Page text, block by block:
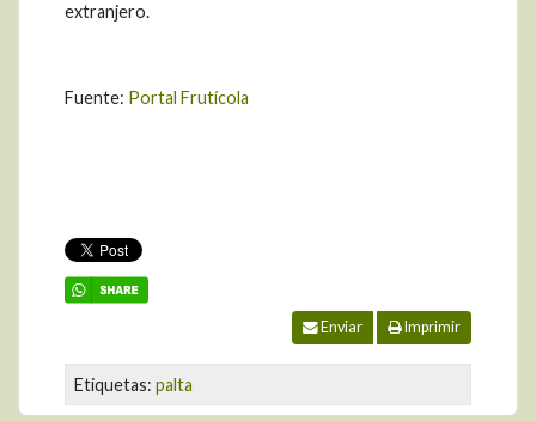
extranjero.
Fuente: Portal Frutícola
Enviar Imprimir
Etiquetas: palta